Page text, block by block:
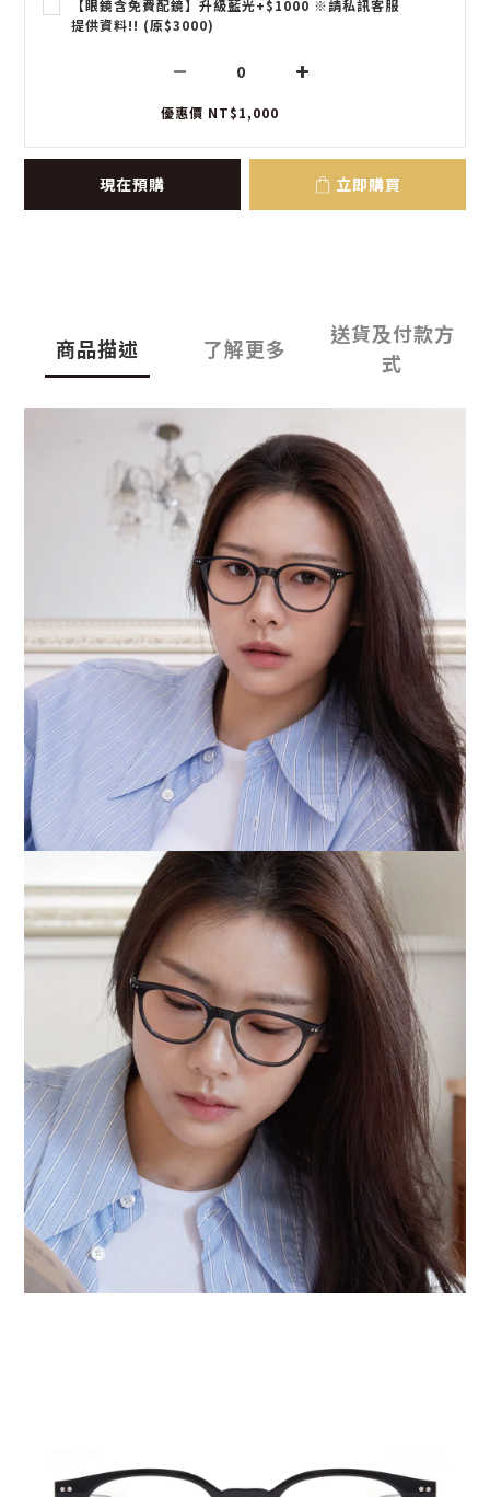
【眼鏡含免費配鏡】升級藍光+$1000 ※請私訊客服
提供資料!! (原$3000)
優惠價 NT$1,000
現在預購 立即購買
商品描述 了解更多
送貨及付款方
式